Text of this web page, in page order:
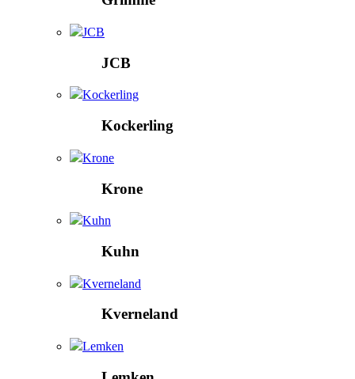
JCB
JCB
Kockerling
Kockerling
Krone
Krone
Kuhn
Kuhn
Kverneland
Kverneland
Lemken